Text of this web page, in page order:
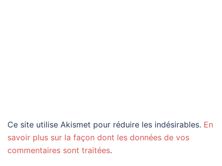
Ce site utilise Akismet pour réduire les indésirables. En
savoir plus sur la façon dont les données de vos
commentaires sont traitées.